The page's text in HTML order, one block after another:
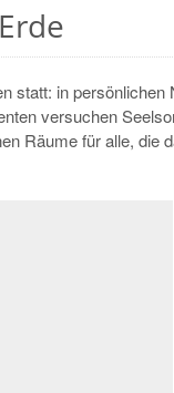
in
versuchen
Räume für alle,